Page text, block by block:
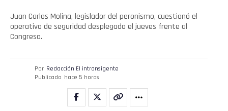
Juan Carlos Molina, legislador del peronismo, cuestionó el
operativo de seguridad desplegado el jueves frente al
Congreso.
Por Redacción El intransigente
Publicado hace 5 horas